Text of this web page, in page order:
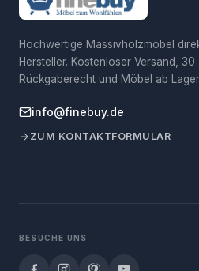
Hochwertige Massivholzmöbel
Hersteller. Kostenloser Versand, 30
Rückgaberecht und Möbel ab
info@finebuy.de
ZUM KONTAKTFORMULAR
BESUCHE UNS